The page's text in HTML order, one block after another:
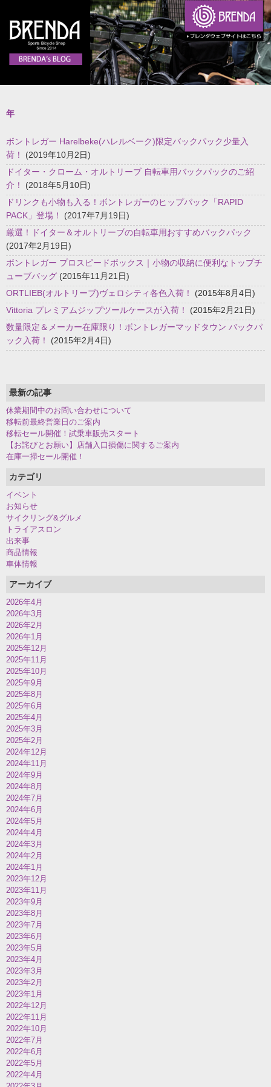
年
ボントレガー Harelbeke(ハレルベーク)限定バックパック少量入
荷！
(2019年10月2日)
ドイター・クローム・オルトリーブ 自転車用バックパックのご紹
介！
(2018年5月10日)
ドリンクも小物も入る！ボントレガーのヒップパック「RAPID
PACK」登場！
(2017年7月19日)
厳選！ドイター＆オルトリーブの自転車用おすすめバックパック
(2017年2月19日)
ボントレガー プロスピードボックス｜小物の収納に便利なトップチ
ューブバッグ (2015年11月21日)
ORTLIEB(オルトリーブ)ヴェロシティ各色入荷！
(2015年8月4日)
Vittoria プレミアムジップツールケースが入荷！
(2015年2月21日)
数量限定＆メーカー在庫限り！ボントレガーマッドタウン バックパ
ック入荷！
(2015年2月4日)
最新の記事
休業期間中のお問い合わせについて
移転前最終営業日のご案内
移転セール開催！試乗車販売スタート
【お詫びとお願い】店舗入口損傷に関するご案内
在庫一掃セール開催！
カテゴリ
イベント
お知らせ
サイクリング&グルメ
トライアスロン
出来事
商品情報
車体情報
アーカイブ
2026年4月
2026年3月
2026年2月
2026年1月
2025年12月
2025年11月
2025年10月
2025年9月
2025年8月
2025年6月
2025年4月
2025年3月
2025年2月
2024年12月
2024年11月
2024年9月
2024年8月
2024年7月
2024年6月
2024年5月
2024年4月
2024年3月
2024年2月
2024年1月
2023年12月
2023年11月
2023年9月
2023年8月
2023年7月
2023年6月
2023年5月
2023年4月
2023年3月
2023年2月
2023年1月
2022年12月
2022年11月
2022年10月
2022年7月
2022年6月
2022年5月
2022年4月